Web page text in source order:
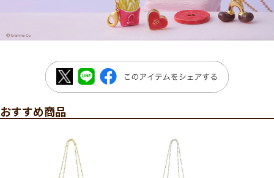
おすすめ商品